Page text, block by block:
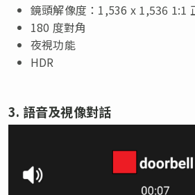
鏡頭解像度：1,536 x 1,536 1:1
180 度對角
夜視功能
HDR
3. 語音及視像對話